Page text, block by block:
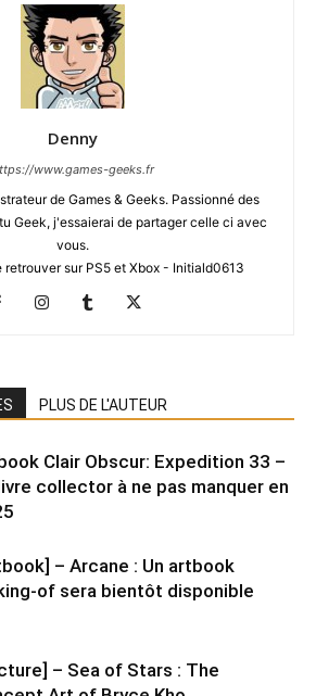
Denny
www.games-geeks.fr
de Games & Geeks. Passionné des
Geek, j'essaierai de partager celle ci avec
vous.
retrouver sur PS5 et Xbox - Initiald0613
PLUS DE L'AUTEUR
Clair Obscur: Expedition 33 –
collector à ne pas manquer en
– Arcane : Un artbook
of sera bientôt disponible
– Sea of Stars : The